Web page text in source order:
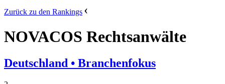
Zurück zu den Rankings
NOVACOS Rechtsanwälte
Deutschland • Branchenfokus